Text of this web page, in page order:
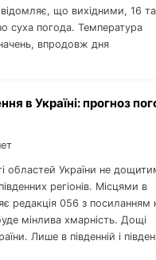
що вихідними, 16
суха погода. Температура
впродовж дня
в Україні: прогноз
областей України не
регіонів. Місцями в
редакція 056 з посиланням
мінлива хмарність. Дощі
Лише в південній і